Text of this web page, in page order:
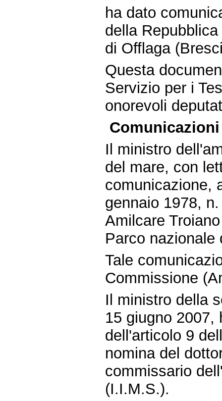
ha dato
della
di Offlaga
Questa
Servizio per i
onorevoli
Il ministro
del mare, con
comunicazione,
gennaio 1978,
Amilcare
Parco nazionale
Tale
Commissione
Il ministro della
15 giugno 2007,
dell'articolo 9
nomina del
commissario
(I.I.M.S.).